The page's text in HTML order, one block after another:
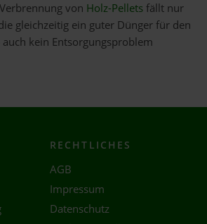
von Holz-Pelletsfällt nur
gleichzeitig ein guter Dünger für den
kein Entsorgungsproblem
RECHTLICHES
AGB
Impressum
Datenschutz